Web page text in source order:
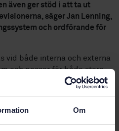
Om
även ger stöd i att ta ut
säger Jan Lenning,
och ordförande för
vid både interna och externa
och passar för både stora
bransch. Revisioner av
tillfredsställande och effektivt
som tillfällen att hitta